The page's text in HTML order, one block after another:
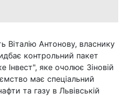
Віталію Антонову, власнику
контрольний пакет
Інвест", яке очолює Зіновій
має спеціальний
та газу в Львівській